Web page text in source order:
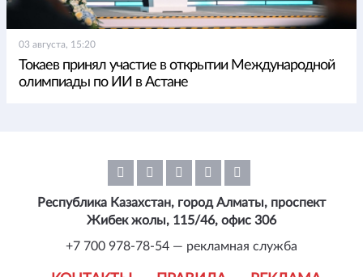
03 августа, 15:20
Токаев принял участие в открытии Международной
олимпиады по ИИ в Астане
Республика Казахстан, город Алматы, проспект
Жибек жолы, 115/46, офис 306
+7 700 978-78-54 — рекламная служба